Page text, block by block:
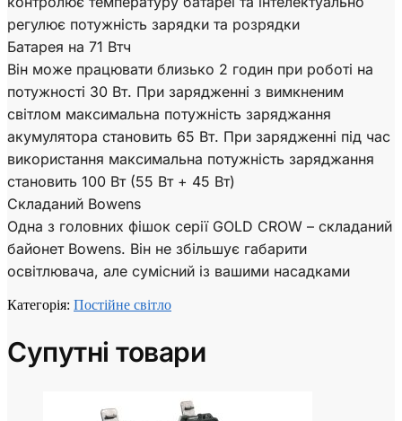
регулює потужність зарядки та розрядки
Батарея на 71 Втч
Він може працювати близько 2 годин при роботі на
потужності 30 Вт. При зарядженні з вимкненим
світлом максимальна потужність заряджання
акумулятора становить 65 Вт. При зарядженні під час
використання максимальна потужність заряджання
становить 100 Вт (55 Вт + 45 Вт)
Складаний Bowens
Одна з головних фішок серії GOLD CROW – складаний
байонет Bowens. Він не збільшує габарити
освітлювача, але сумісний із вашими насадками
Категорія: Постійне світло
Супутні товари